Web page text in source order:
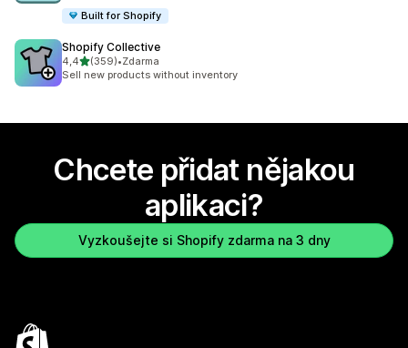
Built for Shopify
Shopify Collective
4,4z 5 hvězd
(359)
Celkový počet recenzí: 359
•Zdarma
Sell new products without inventory
Chcete přidat nějakou
aplikaci?
Vyzkoušejte si Shopify zdarma na 3 dny